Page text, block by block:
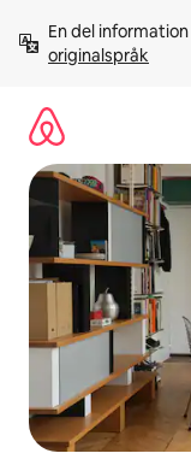
innehåll
En del
originalspråk